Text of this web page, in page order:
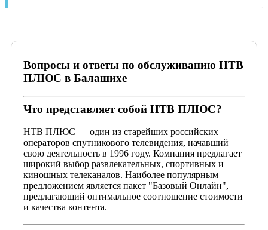
Вопросы и ответы по обслуживанию НТВ
ПЛЮС в Балашихе
Что представляет собой НТВ ПЛЮС?
НТВ ПЛЮС — один из старейших российских
операторов спутникового телевидения, начавший
свою деятельность в 1996 году. Компания предлагает
широкий выбор развлекательных, спортивных и
киношных телеканалов. Наиболее популярным
предложением является пакет "Базовый Онлайн",
предлагающий оптимальное соотношение стоимости
и качества контента.